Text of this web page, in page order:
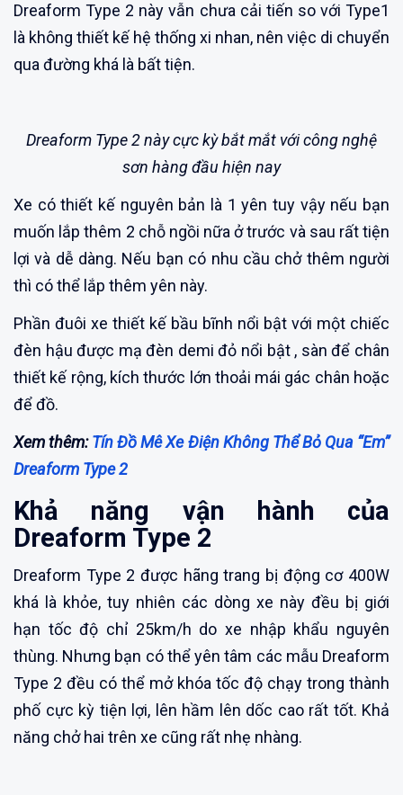
Dreaform Type 2 này vẫn chưa cải tiến so với Type1
là không thiết kế hệ thống xi nhan, nên việc di chuyển
qua đường khá là bất tiện.
Dreaform Type 2 này cực kỳ bắt mắt với công nghệ
sơn hàng đầu hiện nay
Xe có thiết kế nguyên bản là 1 yên tuy vậy nếu bạn
muốn lắp thêm 2 chỗ ngồi nữa ở trước và sau rất tiện
lợi và dễ dàng. Nếu bạn có nhu cầu chở thêm người
thì có thể lắp thêm yên này.
Phần đuôi xe thiết kế bầu bĩnh nổi bật với một chiếc
đèn hậu được mạ đèn demi đỏ nổi bật , sàn để chân
thiết kế rộng, kích thước lớn thoải mái gác chân hoặc
để đồ.
Xem thêm:Tín Đồ Mê Xe Điện Không Thể Bỏ Qua “Em”
Dreaform Type 2
Khả năng vận hành của
Dreaform Type 2
Dreaform Type 2 được hãng trang bị động cơ 400W
khá là khỏe, tuy nhiên các dòng xe này đều bị giới
hạn tốc độ chỉ 25km/h do xe nhập khẩu nguyên
thùng. Nhưng bạn có thể yên tâm các mẫu Dreaform
Type 2 đều có thể mở khóa tốc độ chạy trong thành
phố cực kỳ tiện lợi, lên hầm lên dốc cao rất tốt. Khả
năng chở hai trên xe cũng rất nhẹ nhàng.